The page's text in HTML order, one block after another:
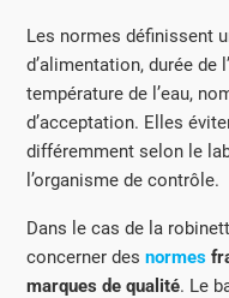
Les normes définissent
d’alimentation, durée de
température de l’eau,
d’acceptation. Elles
différemment selon le
l’organisme de contrôle.
Dans le cas de la
concerner desnormes
marques de qualité. Le